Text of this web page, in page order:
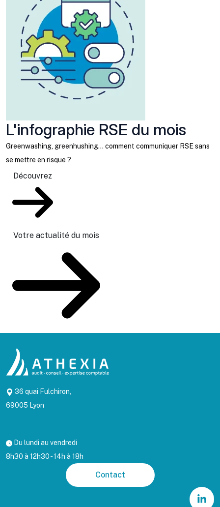
L'infographie RSE du mois
Greenwashing, greenhushing… comment communiquer RSE sans
se mettre en risque ?
Découvrez
Votre actualité du mois
36 quai Fulchiron,
69005 Lyon
Du lundi au vendredi
8h30 à 12h30 - 14h à 18h
Contact